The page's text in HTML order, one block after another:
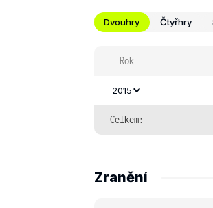
Dvouhry Čtyřhry
Rok
2015
Celkem:
Zranění